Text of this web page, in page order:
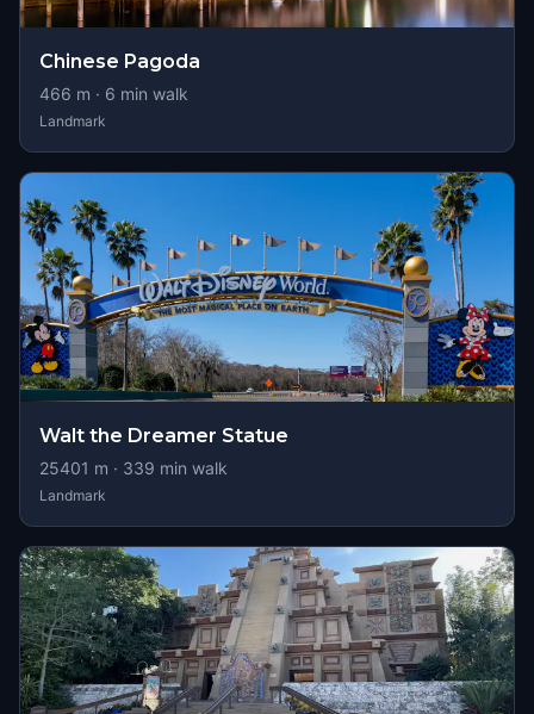
Chinese Pagoda
466 m · 6 min walk
Landmark
Walt the Dreamer Statue
25401 m · 339 min walk
Landmark